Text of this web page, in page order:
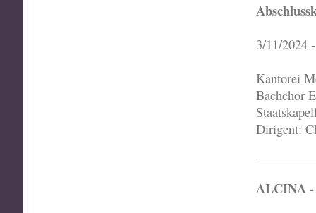
3/11/2024
Kantorei
Bachchor
Dirigent:
ALCINA